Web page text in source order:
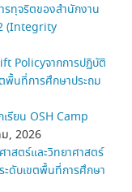
รทุจริตของสำนักงาน
(Integrity
Policyจากการปฏิบัติ
พื้นที่การศึกษาประถม
รียน OSH Camp
, 2026
สตร์และวิทยาศาสตร์
ะดับเขตพื้นที่การศึกษา